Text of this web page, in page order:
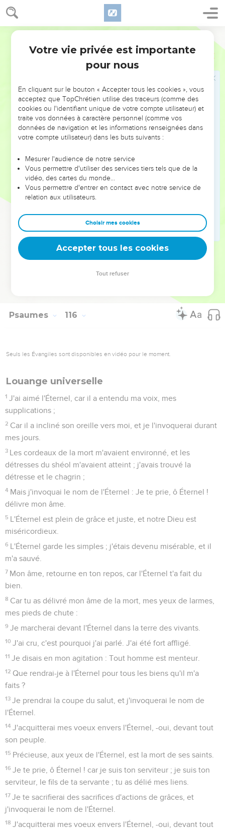
Psaumes 115
marchent pas ; elles ne rendent aucun son de leur gosier.
Ceux qui les ont faites, tous ceux qui se confient en elles,
sont comme elles.
Israël, confie-toi en l'Éternel : il est leur secours et leur
Maison d'Aaron, confiez-vous en l'Éternel : il est le secours
et leur bouclier.
Vous qui craignez l'Éternel, confiez-vous en l'Éternel : il est
leur secours et leur bouclier.
L'Éternel s'est souvenu de nous : il bénira, il bénira la
maison d'Israël ; il bénira la maison d'Aaron ;
Il bénira ceux qui craignent l'Éternel, les petits avec les
grands.
L'Éternel vous augmentera sa bénédiction, à vous et à vos
Vous êtes bénis de l'Éternel, qui a fait les cieux et la terre.
Les cieux sont les cieux de l'Éternel, mais il a donné la
terre aux fils des hommes.
Ni les morts, ni tous ceux qui descendent dans le silence,
Psaumes 116
Seuls les Évangiles sont disponibles en vidéo pour le moment.
Louange universelle
1 J'ai aimé l'Éternel, car il a entendu ma voix, mes
supplications ;
2 Car il a incliné son oreille vers moi, et je l'invoquerai durant
mes jours.
3 Les cordeaux de la mort m'avaient environné, et les
détresses du shéol m'avaient atteint ; j'avais trouvé la
détresse et le chagrin ;
4 Mais j'invoquai le nom de l'Éternel : Je te prie, ô Éternel !
délivre mon âme.
5 L'Éternel est plein de grâce et juste, et notre Dieu est
miséricordieux.
6 L'Éternel garde les simples ; j'étais devenu misérable, et il
m'a sauvé.
7 Mon âme, retourne en ton repos, car l'Éternel t'a fait du
bien.
8 Car tu as délivré mon âme de la mort, mes yeux de larmes,
mes pieds de chute :
9 Je marcherai devant l'Éternel dans la terre des vivants.
10 J'ai cru, c'est pourquoi j'ai parlé. J'ai été fort affligé.
11 Je disais en mon agitation : Tout homme est menteur.
12 Que rendrai-je à l'Éternel pour tous les biens qu'il m'a
faits ?
13 Je prendrai la coupe du salut, et j'invoquerai le nom de
l'Éternel.
14 J'acquitterai mes voeux envers l'Éternel, -oui, devant tout
son peuple.
15 Précieuse, aux yeux de l'Éternel, est la mort de ses saints.
16 Je te prie, ô Éternel ! car je suis ton serviteur ; je suis ton
serviteur, le fils de ta servante ; tu as délié mes liens.
17 Je te sacrifierai des sacrifices d'actions de grâces, et
j'invoquerai le nom de l'Éternel.
18 J'acquitterai mes voeux envers l'Éternel, -oui, devant tout
Votre vie privée est importante
pour nous
En cliquant sur le bouton « Accepter tous les cookies », vous
acceptez que TopChrétien utilise des traceurs (comme des
cookies ou l'identifiant unique de votre compte utilisateur) et
traite vos données à caractère personnel (comme vos
données de navigation et les informations renseignées dans
votre compte utilisateur) dans les buts suivants :
Mesurer l'audience de notre service
Vous permettre d'utiliser des services tiers tels que de la
vidéo, des cartes du monde…
Vous permettre d'entrer en contact avec notre service de
relation aux utilisateurs.
Choisir mes cookies
Accepter tous les cookies
Tout refuser